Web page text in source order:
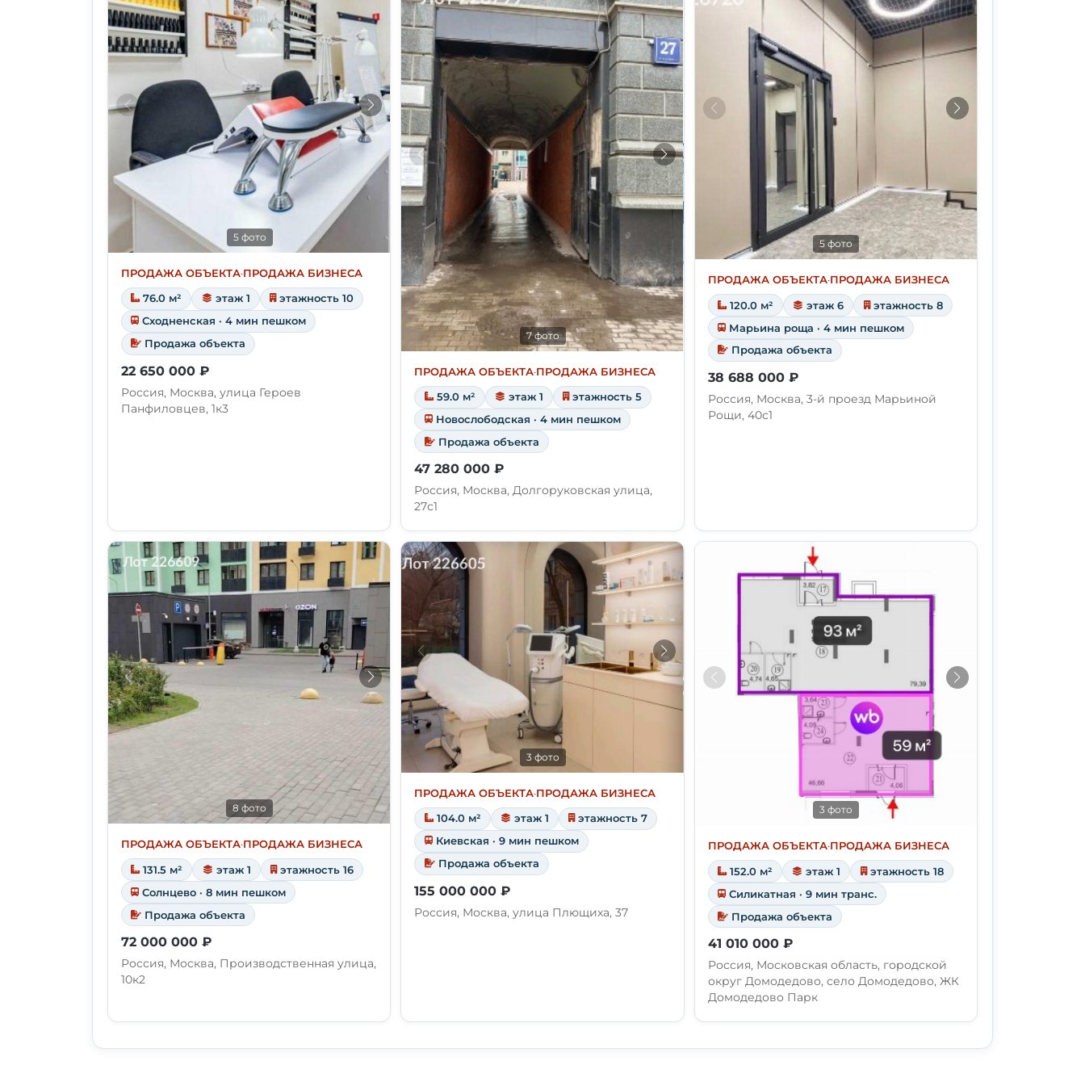
5 фото
ПРОДАЖА ОБЪЕКТА·ПРОДАЖА БИЗНЕСА
76.0 м² этаж 1
этажность 10
Сходненская · 4 мин пешком
Продажа объекта
22 650 000 ₽
Россия, Москва, улица Героев
Панфиловцев, 1к3
7 фото
ПРОДАЖА ОБЪЕКТА·ПРОДАЖА БИЗНЕСА
59.0 м² этаж 1
этажность 5
Новослободская · 4 мин пешком
Продажа объекта
47 280 000 ₽
Россия, Москва, Долгоруковская улица,
27с1
5 фото
ПРОДАЖА ОБЪЕКТА·ПРОДАЖА БИЗНЕСА
120.0 м² этаж 6
этажность 8
Марьина роща · 4 мин пешком
Продажа объекта
38 688 000 ₽
Россия, Москва, 3-й проезд Марьиной
Рощи, 40с1
8 фото
ПРОДАЖА ОБЪЕКТА·ПРОДАЖА БИЗНЕСА
131.5 м² этаж 1
этажность 16
Солнцево · 8 мин пешком
Продажа объекта
72 000 000 ₽
Россия, Москва, Производственная улица,
10к2
3 фото
ПРОДАЖА ОБЪЕКТА·ПРОДАЖА БИЗНЕСА
104.0 м² этаж 1
этажность 7
Киевская · 9 мин пешком
Продажа объекта
155 000 000 ₽
Россия, Москва, улица Плющиха, 37
3 фото
ПРОДАЖА ОБЪЕКТА·ПРОДАЖА БИЗНЕСА
152.0 м² этаж 1
этажность 18
Силикатная · 9 мин транс.
Продажа объекта
41 010 000 ₽
Россия, Московская область, городской
округ Домодедово, село Домодедово, ЖК
Домодедово Парк